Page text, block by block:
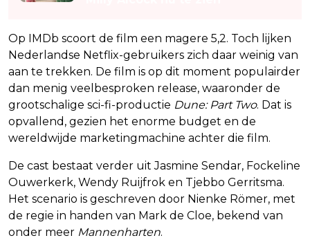
Op IMDb scoort de film een magere 5,2. Toch lijken
Nederlandse Netflix-gebruikers zich daar weinig van
aan te trekken. De film is op dit moment populairder
dan menig veelbesproken release, waaronder de
grootschalige sci-fi-productie Dune: Part Two. Dat is
opvallend, gezien het enorme budget en de
wereldwijde marketingmachine achter die film.
De cast bestaat verder uit Jasmine Sendar, Fockeline
Ouwerkerk, Wendy Ruijfrok en Tjebbo Gerritsma.
Het scenario is geschreven door Nienke Römer, met
de regie in handen van Mark de Cloe, bekend van
onder meer Mannenharten.